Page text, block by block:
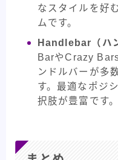
なスタイルを好
ムです。
Handlebar（ハ
BarやCrazy
ンドルバーが多
す。最適なポジ
択肢が豊富です。